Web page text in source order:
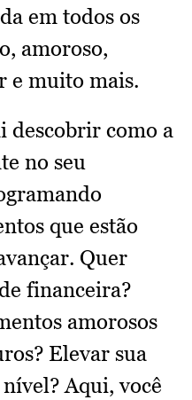
em todos os
amoroso,
e muito mais.
descobrir como a
no seu
que estão
Quer
financeira?
amorosos
Elevar sua
Aqui, você